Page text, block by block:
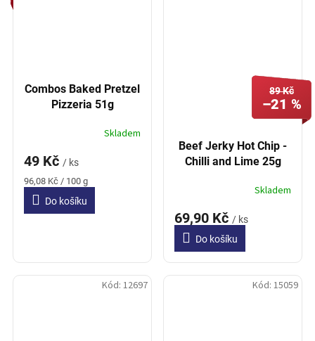
Combos Baked Pretzel
Pizzeria 51g
Skladem
49 Kč / ks
Měrná
cena:
96,08 Kč / 100 g
Do košíku
89 Kč
–21 %
Beef Jerky Hot Chip -
Chilli and Lime 25g
Skladem
69,90 Kč / ks
Do košíku
Kód: 12697 Kód: 15059